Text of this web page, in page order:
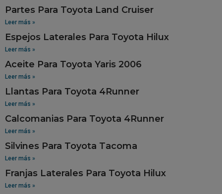
Partes Para Toyota Land Cruiser
Leer más »
Espejos Laterales Para Toyota Hilux
Leer más »
Aceite Para Toyota Yaris 2006
Leer más »
Llantas Para Toyota 4Runner
Leer más »
Calcomanias Para Toyota 4Runner
Leer más »
Silvines Para Toyota Tacoma
Leer más »
Franjas Laterales Para Toyota Hilux
Leer más »